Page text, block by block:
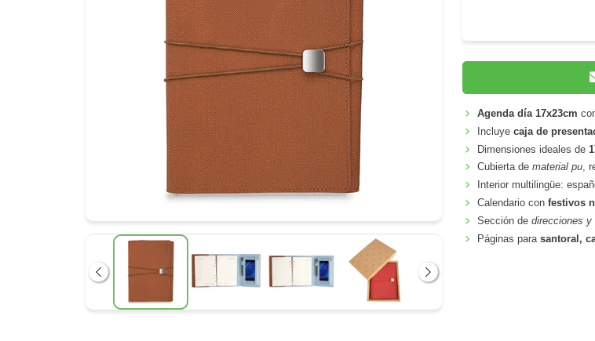
Anterior Siguiente
Agenda día 17x23cm
Incluyecaja de
Dimensiones ideales de
Cubierta dematerial pu,
Interior multilingüe:
Calendario confestivos
Sección dedirecciones y
Páginas parasantoral,